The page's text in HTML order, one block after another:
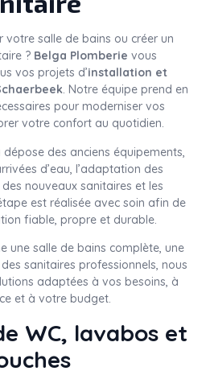
votre salle de bains ou créer un
? Belga Plomberie vous
vos projets d’installation et
. Notre équipe prend en
pour moderniser vos
votre confort au quotidien.
des anciens équipements,
d’eau, l’adaptation des
nouveaux sanitaires et les
est réalisée avec soin afin de
fiable, propre et durable.
une salle de bains complète, une
sanitaires professionnels, nous
adaptées à vos besoins, à
et à votre budget.
WC, lavabos et